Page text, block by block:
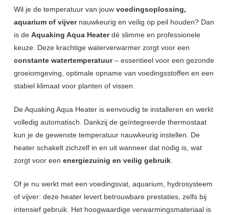
Wil je de temperatuur van jouwvoedingsoplossing,
aquarium of vijvernauwkeurig en veilig op peil houden? Dan
is de Aquaking Aqua Heaterdé slimme en professionele
keuze. Deze krachtige waterverwarmer zorgt voor een
constante watertemperatuur– essentieel voor een gezonde
groeiomgeving, optimale opname van voedingsstoffen en een
stabiel klimaat voor planten of vissen.
De Aquaking Aqua Heater is eenvoudig te installeren en werkt
volledig automatisch. Dankzij de geïntegreerde thermostaat
kun je de gewenste temperatuur nauwkeurig instellen. De
heater schakelt zichzelf in en uit wanneer dat nodig is, wat
zorgt voor een energiezuinig en veilig gebruik.
Of je nu werkt met een voedingsvat, aquarium, hydrosysteem
of vijver: deze heater levert betrouwbare prestaties, zelfs bij
intensief gebruik. Het hoogwaardige verwarmingsmateriaal is